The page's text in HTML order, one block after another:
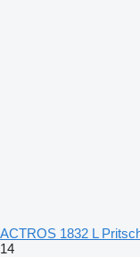
ACTROS 1832 L
14